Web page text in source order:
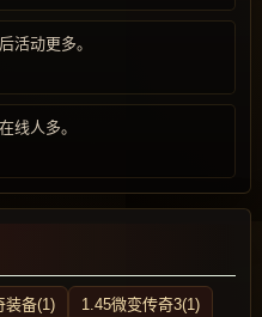
活动更多。
线人多。
装备(1)
1.45微变传奇3(1)